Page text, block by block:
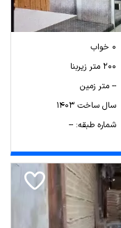
0 خواب
200 متر زیربنا
-- متر زمین
سال ساخت 1403
شماره طبقه: --